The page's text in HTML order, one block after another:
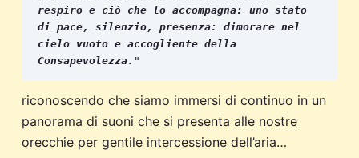
respiro e ciò che lo accompagna: uno stato
di pace, silenzio, presenza: dimorare nel
cielo vuoto e accogliente della
Consapevolezza. "
riconoscendo che siamo immersi di continuo in un
panorama di suoni che si presenta alle nostre
orecchie per gentile intercessione dell’aria…